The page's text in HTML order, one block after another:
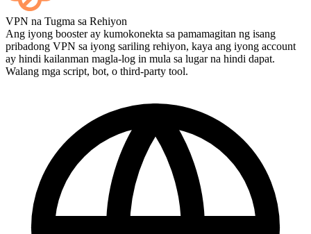
Oo — bawat laban ay lalabas sa iyong dashboard pagkatapos nito,
at kung gusto mong mapanood ang mismong mga laro, idagdag ang
Streaming sa checkout.
VPN na Tugma sa Rehiyon
Ang iyong booster ay kumokonekta sa pamamagitan ng isang
pribadong VPN sa iyong sariling rehiyon, kaya ang iyong account
ay hindi kailanman magla-log in mula sa lugar na hindi dapat.
Walang mga script, bot, o third-party tool.